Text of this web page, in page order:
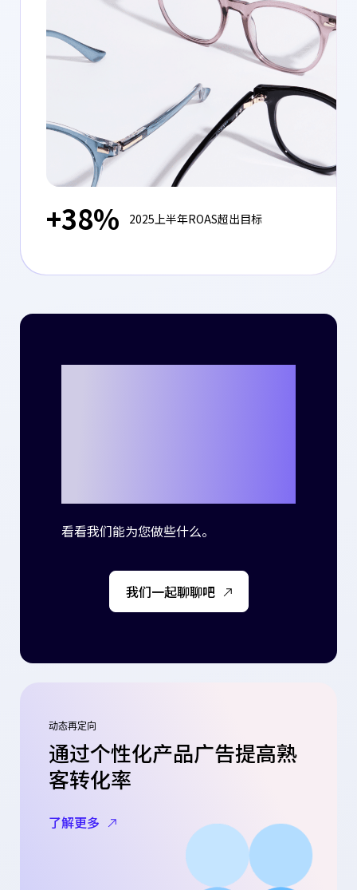
+38% 2025上半年ROAS超出目标
看看我们能为您做些什么。
我们一起聊聊吧
动态再定向
通过个性化产品广告提高熟
客转化率
了解更多